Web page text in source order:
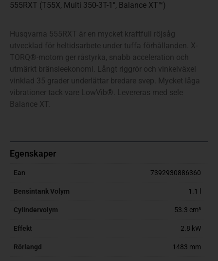
555RXT (T55X, Multi 350-3T-1″, Balance XT™)
Husqvarna 555RXT är en mycket kraftfull röjsåg
utvecklad för heltidsarbete under tuffa förhållanden. X-
TORQ®-motorn ger råstyrka, snabb acceleration och
utmärkt bränsleekonomi. Långt riggrör och vinkelväxel
vinklad 35 grader underlättar bredare svep. Mycket låga
vibrationer tack vare LowVib®. Levereras med sele
Balance XT.
Egenskaper
Ean 7392930886360
Bensintank Volym 1.1 l
Cylindervolym 53.3 cm³
Effekt 2.8 kW
Rörlangd 1483 mm